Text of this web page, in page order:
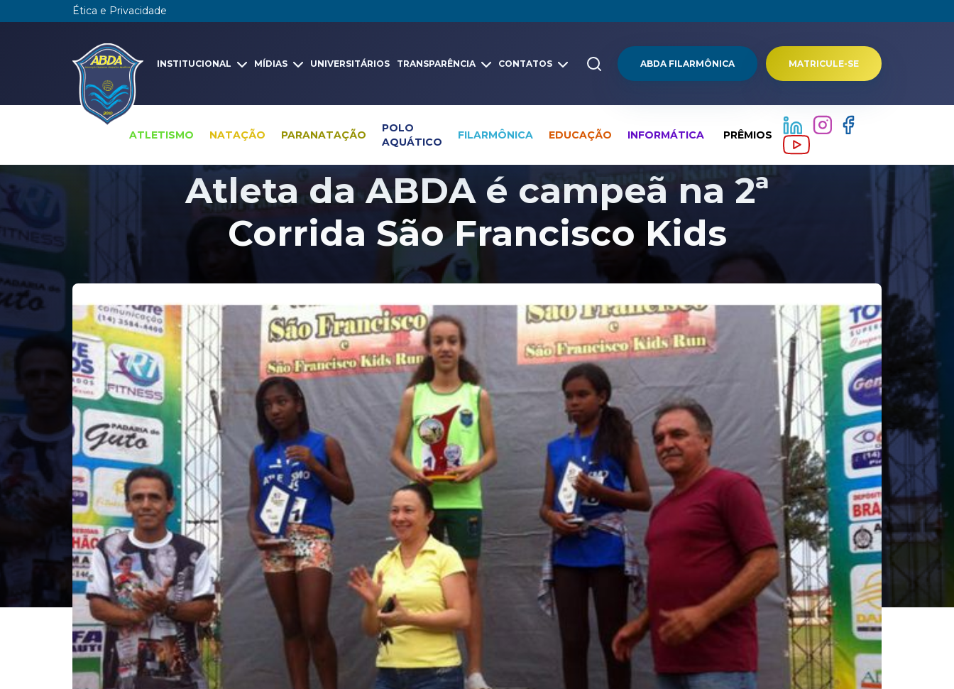
Ética e Privacidade
INSTITUCIONAL MÍDIAS UNIVERSITÁRIOS TRANSPARÊNCIA CONTATOS ABDA FILARMÔNICA MATRICULE-SE
ATLETISMO NATAÇÃO PARANATAÇÃO
POLO
AQUÁTICO
FILARMÔNICA EDUCAÇÃO INFORMÁTICA PRÊMIOS
Pesquisa global Notícias Atletismo
Atleta da ABDA é campeã na 2ª
Corrida São Francisco Kids